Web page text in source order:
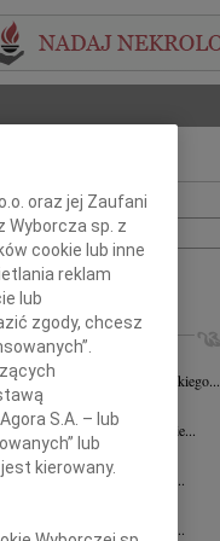
numer ogłoszenia:
zaawansowane
Puppel wyrazy głębokiego...
jest niespodziewana, nigdy nie...
przyjęliśmy wiadomość o...
przyjęliśmy wiadomość o...
oraz jej Zaufani
Wyborcza sp. z
cookie lub inne
reklam
lub
zgody, chcesz
S.A. – lub
lub
kierowany.